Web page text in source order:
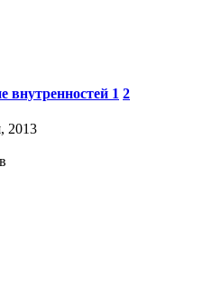
внутренностей 1 2
2013